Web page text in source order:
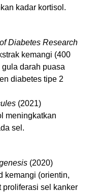
kadar kortisol.
Diabetes Research
kemangi (400
darah puasa
diabetes tipe 2
(2021)
meningkatkan
sel.
(2020)
kemangi (orientin,
proliferasi sel kanker